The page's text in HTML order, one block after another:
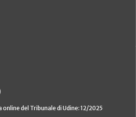
del Tribunale di Udine: 12/2025